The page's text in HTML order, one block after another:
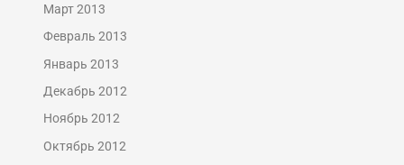
Март 2013
Февраль 2013
Январь 2013
Декабрь 2012
Ноябрь 2012
Октябрь 2012